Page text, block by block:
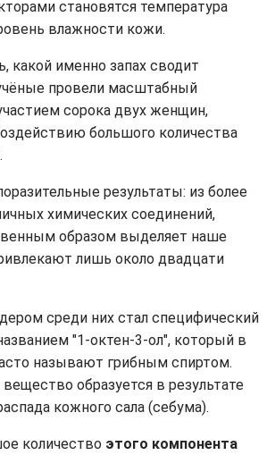
становятся температура
влажности кожи.
какой именно запах сводит
провели масштабный
сорока двух женщин,
большого количества
результаты: из более
химических соединений,
образом выделяет наше
лишь около двадцати
среди них стал специфический
"1-октен-3-ол", который в
называют грибным спиртом.
образуется в результате
кожного сала (себума).
количество этого компонента